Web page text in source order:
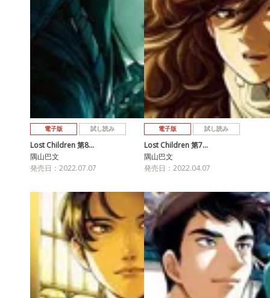
電子版 試し読み
Lost Children 第8…
隅山巴文
発売日：2022.07.07
電子版 試し読み
Lost Children 第7…
隅山巴文
発売日：2022.04.07